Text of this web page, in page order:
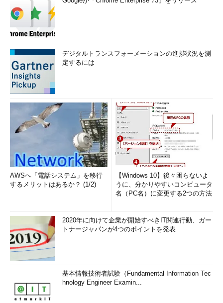
デジタルキッズに活躍の場を
空気を換えて、復興。
国を頼らず進もう
コンテンツ政策ヲ転換セヨ！
デジタルトランスフォーメーションの進捗状況を測
定するには
AWSへ「電話システム」を移行
するメリットはあるか？ (1/2)
【Windows 10】後々困らないよ
うに、分かりやすいコンピュータ
名（PC名）に変更する2つの方法
2020年に向けて企業が開始すべきIT関連行動、ガー
トナージャパンが4つのポイントを発表
基本情報技術者試験（Fundamental Information Tec
hnology Engineer Examin...